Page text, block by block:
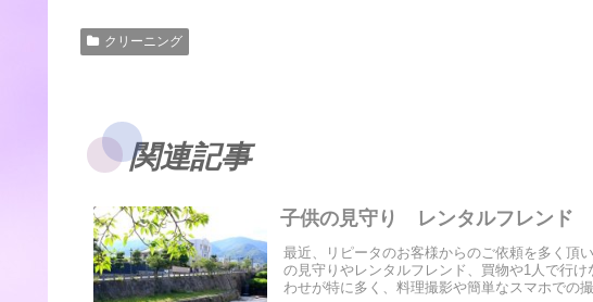
クリーニング
関連記事
子供の見守り レンタルフレン
最近、リピータのお客様からのご依頼を多く頂
の見守りやレンタルフレンド、買物や1人で行
わせが特に多く、料理撮影や簡単なスマホでの